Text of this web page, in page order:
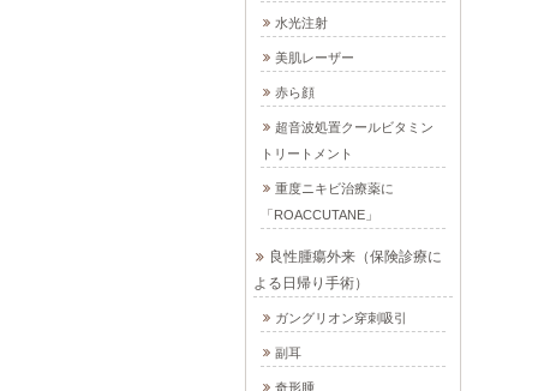
水光注射
美肌レーザー
赤ら顔
超音波処置クールビタミン
トリートメント
重度ニキビ治療薬に
「ROACCUTANE」
良性腫瘍外来（保険診療に
よる日帰り手術）
ガングリオン穿刺吸引
副耳
奇形腫